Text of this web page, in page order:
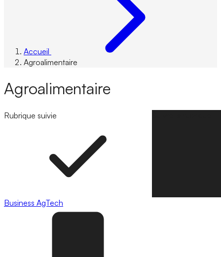
Accueil
Agroalimentaire
Agroalimentaire
Rubrique suivie
Business AgTech